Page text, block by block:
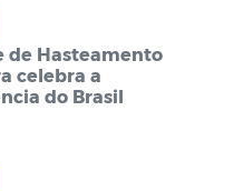
de Hasteamento
celebra a
do Brasil